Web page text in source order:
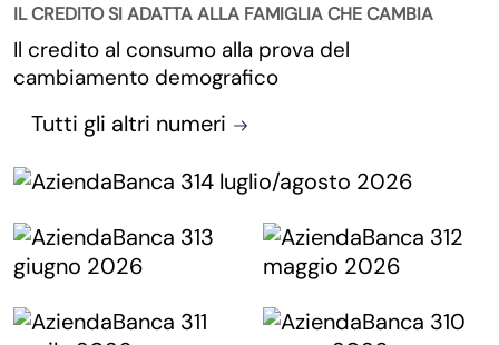
IL CREDITO SI ADATTA ALLA FAMIGLIA CHE CAMBIA
Il credito al consumo alla prova del
cambiamento demografico
Tutti gli altri numeri